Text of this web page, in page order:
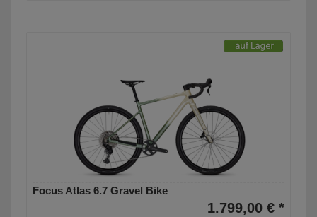
Focus Atlas 6.7 Gravel Bike
1.799,00 € *